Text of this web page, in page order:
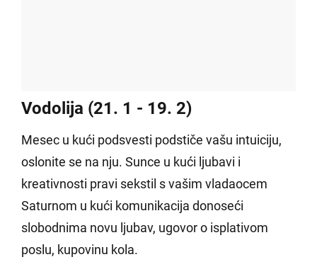
Vodolija (21. 1 - 19. 2)
Mesec u kući podsvesti podstiče vašu intuiciju,
oslonite se na nju. Sunce u kući ljubavi i
kreativnosti pravi sekstil s vašim vladaocem
Saturnom u kući komunikacija donoseći
slobodnima novu ljubav, ugovor o isplativom
poslu, kupovinu kola.